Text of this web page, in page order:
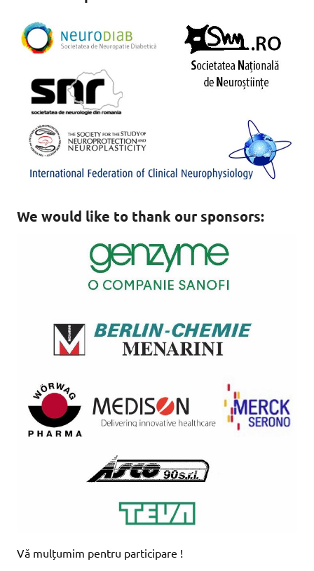
We would like to thank our sponsors:
Vă mulțumim pentru participare !